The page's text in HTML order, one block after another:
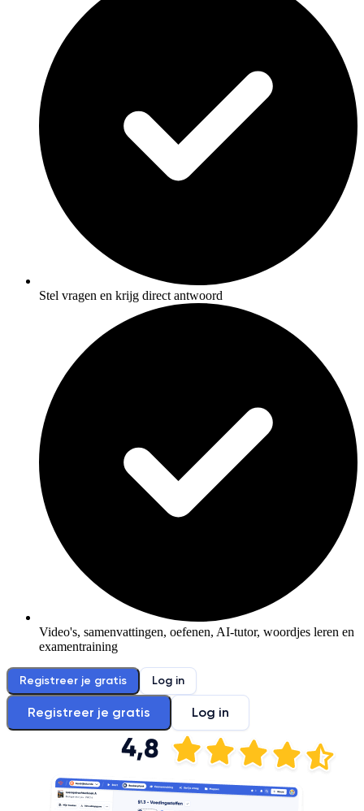
Stel vragen en krijg direct antwoord
Video's, samenvattingen, oefenen, AI-tutor, woordjes leren en
examentraining
Registreer je gratis Log in
Registreer je gratis Log in